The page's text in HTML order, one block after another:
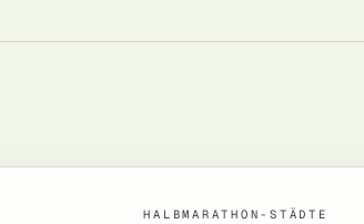
HALBMARATHON-STÄDTE